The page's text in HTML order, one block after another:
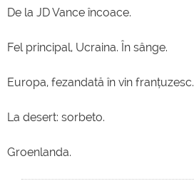
De la JD Vance încoace.
Fel principal, Ucraina. În sânge.
Europa, fezandată în vin franțuzesc.
La desert: sorbeto.
Groenlanda.